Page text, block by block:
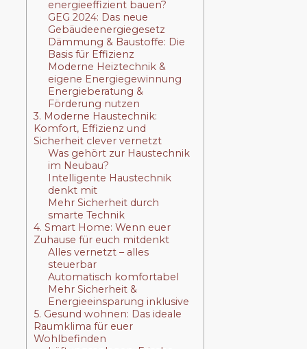
energieeffizient bauen?
GEG 2024: Das neue
Gebäudeenergiegesetz
Dämmung & Baustoffe: Die
Basis für Effizienz
Moderne Heiztechnik &
eigene Energiegewinnung
Energieberatung &
Förderung nutzen
3. Moderne Haustechnik:
Komfort, Effizienz und
Sicherheit clever vernetzt
Was gehört zur Haustechnik
im Neubau?
Intelligente Haustechnik
denkt mit
Mehr Sicherheit durch
smarte Technik
4. Smart Home: Wenn euer
Zuhause für euch mitdenkt
Alles vernetzt – alles
steuerbar
Automatisch komfortabel
Mehr Sicherheit &
Energieeinsparung inklusive
5. Gesund wohnen: Das ideale
Raumklima für euer
Wohlbefinden